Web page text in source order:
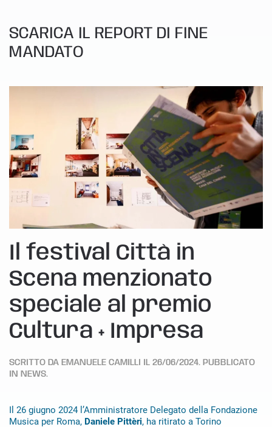
SCARICA IL REPORT DI FINE
MANDATO
Il festival Città in
Scena menzionato
speciale al premio
Cultura + Impresa
SCRITTO DA EMANUELE CAMILLI IL 26/06/2024. PUBBLICATO
IN NEWS.
Il 26 giugno 2024 l’Amministratore Delegato della Fondazione
Musica per Roma, Daniele Pittèri, ha ritirato a Torino